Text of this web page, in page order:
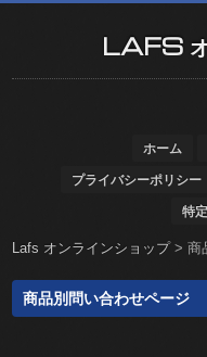
LAFS オ
ホーム
プライバシーポリシー
特
Lafs オンラインショップ>商
商品別問い合わせページ